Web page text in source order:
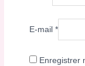
E-mail*
Enregistrer